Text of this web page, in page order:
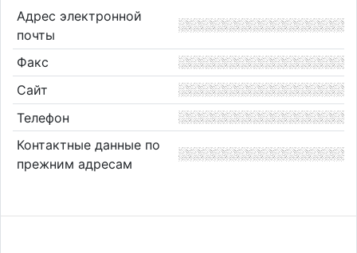
Адрес электронной
почты
Факс
Сайт
Телефон
Контактные данные по
прежним адресам